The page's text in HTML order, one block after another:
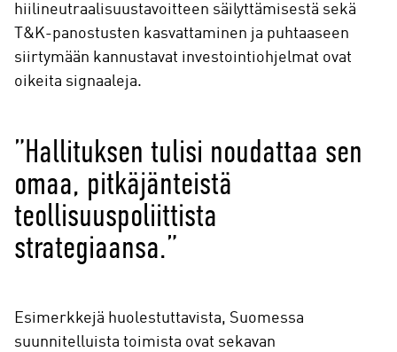
hiilineutraalisuustavoitteen säilyttämisestä sekä
T&K-panostusten kasvattaminen ja puhtaaseen
siirtymään kannustavat investointiohjelmat ovat
oikeita signaaleja.
”Hallituksen tulisi noudattaa sen
omaa, pitkäjänteistä
teollisuuspoliittista
strategiaansa.”
Esimerkkejä huolestuttavista, Suomessa
suunnitelluista toimista ovat sekavan